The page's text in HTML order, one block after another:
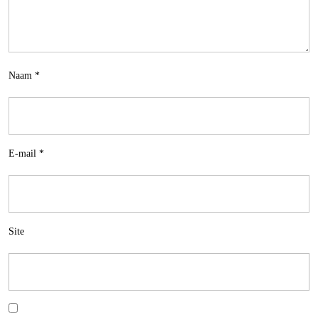
Naam *
E-mail *
Site